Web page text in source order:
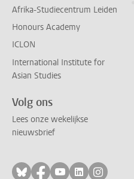
Afrika-Studiecentrum Leiden
Honours Academy
ICLON
International Institute for
Asian Studies
Volg ons
Lees onze wekelijkse
nieuwsbrief
Volg ons op bluesky
Volg ons op
Volg ons op
Volg ons
Volg